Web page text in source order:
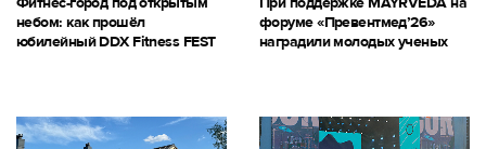
небом: как прошёл
юбилейный DDX Fitness FEST
форуме «Превентмед’26»
наградили молодых ученых